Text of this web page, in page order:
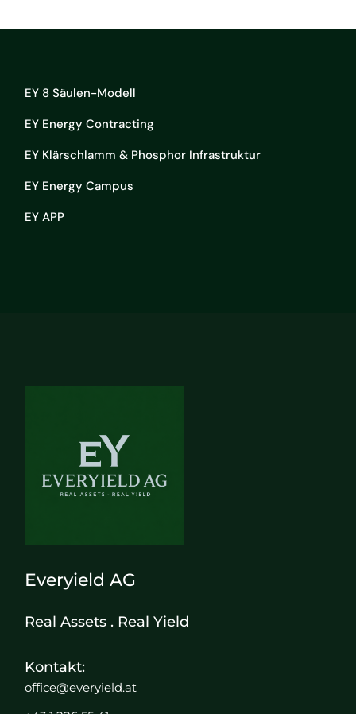
EY 8 Säulen-Modell
EY Energy Contracting
EY Klärschlamm & Phosphor Infrastruktur
EY Energy Campus
EY APP
Everyield AG
Real Assets . Real Yield
Kontakt:
office@everyield.at